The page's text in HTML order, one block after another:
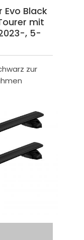
Evo Black
mit
, 5-
zur